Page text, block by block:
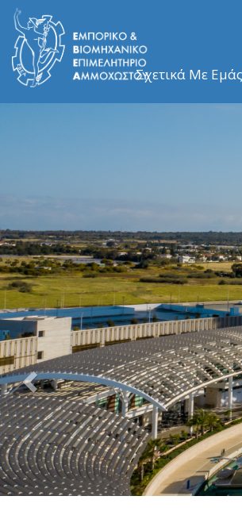
Σχετικά Με Εμάς